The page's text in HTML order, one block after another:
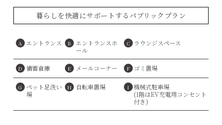
暮らしを快適にサポートするパブリックプラン
A エントランス B
エントランスホ
ール
C ラウンジスペース
D 備蓄倉庫 E メールコーナー F ゴミ置場
G ペット足洗い
場
H 自転車置場 I
機械式駐車場
(1階はEV充電用コンセント
付き)